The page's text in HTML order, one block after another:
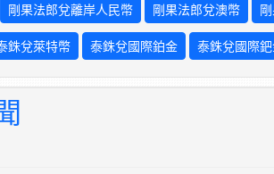
剛果法郎兌離岸人民幣 剛果法郎兌澳幣
銖兌萊特幣 泰銖兌國際鉑金 泰銖兌國際